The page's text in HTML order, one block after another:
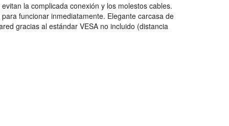
la complicada conexión y los molestos cables.
funcionar inmediatamente. Elegante carcasa de
gracias al estándar VESA no incluido (distancia